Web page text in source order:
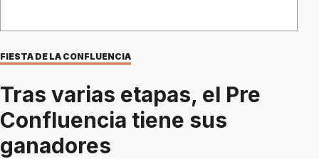
FIESTA DE LA CONFLUENCIA
Tras varias etapas, el Pre
Confluencia tiene sus
ganadores